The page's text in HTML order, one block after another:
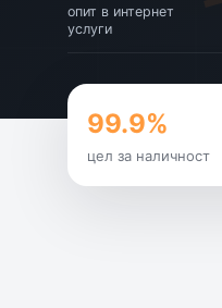
опит в интернет
услуги
99.9%
цел за наличност